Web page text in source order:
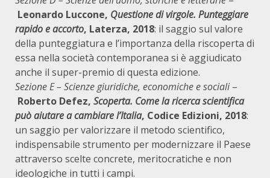
Leonardo Luccone, Questione di virgole. Punteggiare
rapido e accorto, Laterza, 2018: il saggio sul valore
della punteggiatura e l’importanza della riscoperta di
essa nella società contemporanea si è aggiudicato
anche il super-premio di questa edizione.
Sezione E – Scienze giuridiche, economiche e sociali –
Roberto Defez, Scoperta. Come la ricerca scientifica
può aiutare a cambiare l’Italia, Codice Edizioni, 2018:
un saggio per valorizzare il metodo scientifico,
indispensabile strumento per modernizzare il Paese
attraverso scelte concrete, meritocratiche e non
ideologiche in tutti i campi.